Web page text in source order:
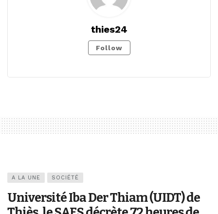
thies24
Follow
A LA UNE SOCIÉTÉ
Université Iba Der Thiam (UIDT) de